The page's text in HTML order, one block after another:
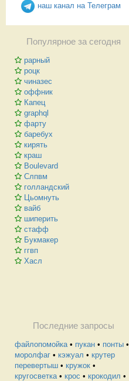
наш канал на Телеграм
Популярное за сегодня
рарный
роцк
чиназес
оффник
Капец
graphql
фарту
баребух
кирять
краш
Boulevard
Слпвм
голландский
Цьомнуть
вайб
шиперить
стафф
Букмакер
ггвп
Хасл
Последние запросы
файлопомойка• пукан • понты •
моролфаг • кэжуал • крутер
перевертыш • кружок •
кругосветка• крос • крокодил •